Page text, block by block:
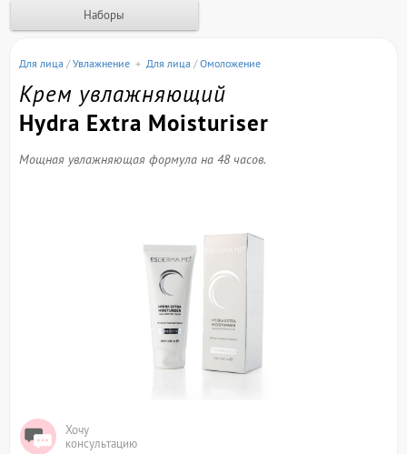
Наборы
Для лица /Увлажнение + Для лица /Омоложение
Крем увлажняющий
Hydra Extra Moisturiser
Мощная увлажняющая формула на 48 часов.
Хочу
консультацию